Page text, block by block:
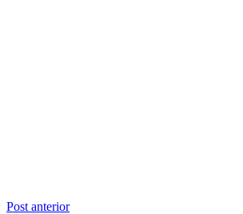
Navegação
Post anterior